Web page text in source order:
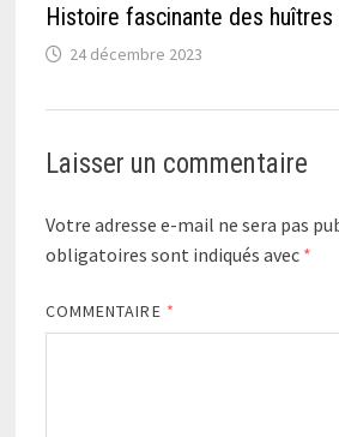
Histoire fascinante des huîtres
24 décembre 2023
Laisser un commentaire
Votre adresse e-mail ne sera pas
obligatoires sont indiqués avec *
COMMENTAIRE *